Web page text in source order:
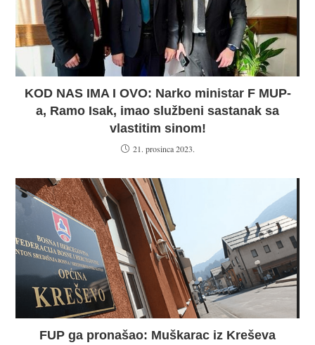
KOD NAS IMA I OVO: Narko ministar F MUP-
a, Ramo Isak, imao službeni sastanak sa
vlastitim sinom!
21. prosinca 2023.
FUP ga pronašao: Muškarac iz Kreševa